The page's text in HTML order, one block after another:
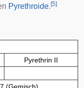
Pyrethroide. [5]
Pyrethrin II